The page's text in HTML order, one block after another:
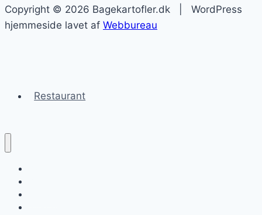
Copyright © 2026 Bagekartofler.dk | WordPress
hjemmeside lavet af Webbureau
Restaurant